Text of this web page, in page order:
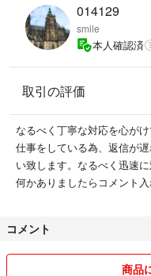
014129
smile
本人確認済
取引の評価
なるべく丁寧な対応を心がけ
仕事をしている為、返信が
い致します。なるべく迅速に
何かありましたらコメント入
コメント
商品